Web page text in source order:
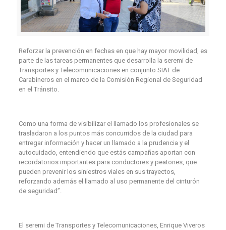
Reforzar la prevención en fechas en que hay mayor movilidad, es
parte de las tareas permanentes que desarrolla la seremi de
Transportes y Telecomunicaciones en conjunto SIAT de
Carabineros en el marco de la Comisión Regional de Seguridad
en el Tránsito.
Como una forma de visibilizar el llamado los profesionales se
trasladaron a los puntos más concurridos de la ciudad para
entregar información y hacer un llamado a la prudencia y el
autocuidado, entendiendo que estás campañas aportan con
recordatorios importantes para conductores y peatones, que
pueden prevenir los siniestros viales en sus trayectos,
reforzando además el llamado al uso permanente del cinturón
de seguridad”.
El seremi de Transportes y Telecomunicaciones, Enrique Viveros